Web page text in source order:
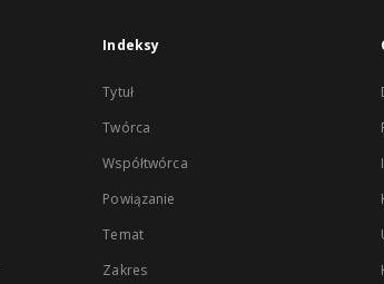
Indeksy
Tytuł
Twórca
Współtwórca
Powiązanie
Temat
Zakres